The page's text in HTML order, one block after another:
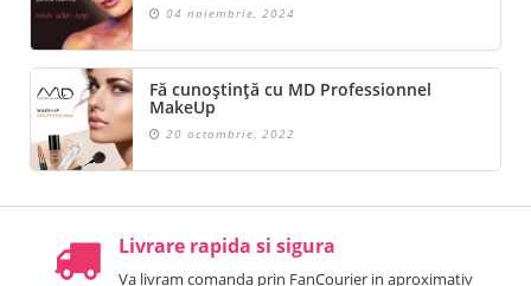
04 noiembrie, 2024
Fă cunoștință cu MD Professionnel
MakeUp
20 octombrie, 2022
Livrare rapida si sigura
Va livram comanda prin FanCourier in aproximativ